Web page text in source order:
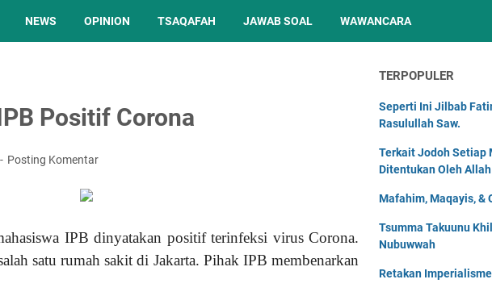
NEWS OPINION TSAQAFAH JAWAB SOAL WAWANCARA
Positif Corona
Posting Komentar
IPB dinyatakan positif terinfeksi virus Corona.
satu rumah sakit di Jakarta. Pihak IPB membenarkan
TERPOPULER
Seperti Ini Jilbab
Rasulullah Saw.
Terkait Jodoh Setiap
Ditentukan Oleh
Mafahim, Maqayis, &
Tsumma Takuunu
Nubuwwah
Retakan